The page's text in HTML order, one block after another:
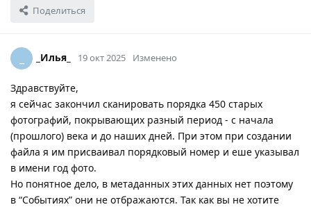
Поделиться
_Илья_ 19 окт 2025 Изменено
Здравствуйте,
я сейчас закончил сканировать порядка 450 старых
фотографий, покрывающих разный период - с начала
(прошлого) века и до наших дней. При этом при создании
файла я им присваивал порядковый номер и еше указывал
в имени год фото.
Но понятное дело, в метаданных этих данных нет поэтому
в “Событиях” они не отбражаются. Так как вы не хотите